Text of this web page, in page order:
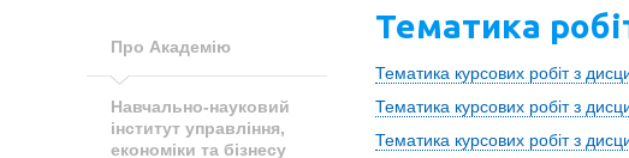
Про Академію
Навчально-науковий
інститут управління,
економіки та бізнесу
Тематика
Тематика курсових робіт з
Тематика курсових робіт з
Тематика курсових робіт з